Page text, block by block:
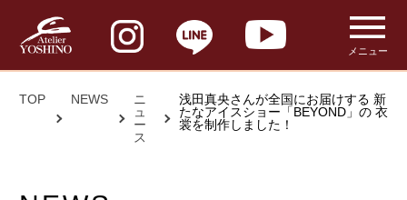
メニュー
TOP NEWS
ニ
ュ
ー
ス
浅田真央さんが全国にお届けする 新
たなアイスショー「BEYOND」の 衣
裳を制作しました！